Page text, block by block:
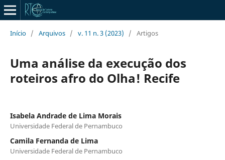
Início / Arquivos / v. 11 n. 3 (2023) / Artigos
Uma análise da execução dos
roteiros afro do Olha! Recife
Isabela Andrade de Lima Morais
Universidade Federal de Pernambuco
Camila Fernanda de Lima
Universidade Federal de Pernambuco